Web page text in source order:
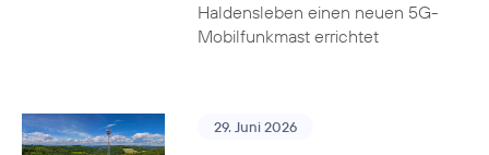
Haldensleben einen neuen 5G-
Mobilfunkmast errichtet
29. Juni 2026